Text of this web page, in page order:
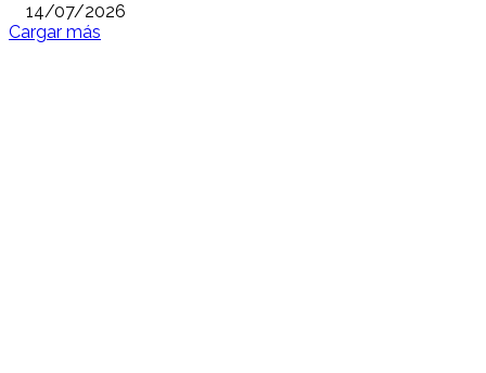
14/07/2026
Cargar más